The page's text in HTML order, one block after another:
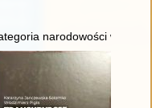
narodowości w